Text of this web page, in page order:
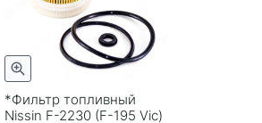
*Фильтр топливный
Nissin F-2230 (F-195 Vic)